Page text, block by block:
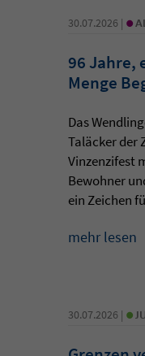
30.07.2026 | •
96 Jahre,
Menge
Das
Taläcker der
Vinzenzifest
Bewohner
ein Zeichen
mehr lesen
30.07.2026 | •